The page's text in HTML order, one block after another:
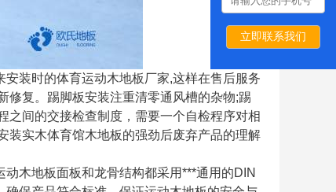
装时的体育运动木地板厂家,这样在售后服务
修复。踢脚板安装注重清零通风槽的杂物;踢
之间的交接检查制度，需要一个自检程序对相
装实木体育馆木地板的强劲后废弃产品的理解
木地板面板和龙骨结构都采用***通用的DIN
立即联系我们